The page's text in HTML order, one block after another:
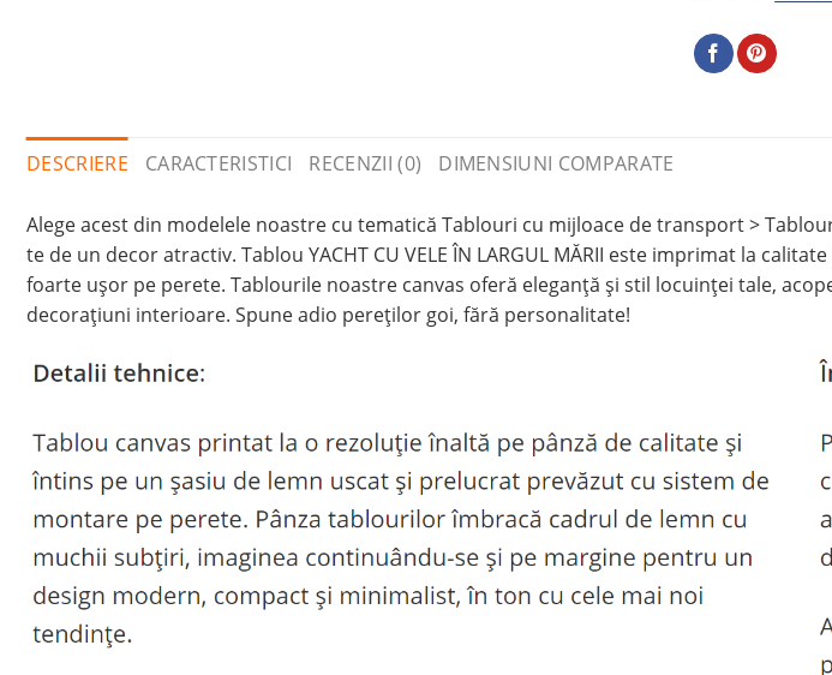
DESCRIERE CARACTERISTICI RECENZII (0) DIMENSIUNI COMPARATE
Alege acest din modelele noastre cu tematică Tablouri cu mijloace de transport >
te de un decor atractiv. Tablou YACHT CU VELE ÎN LARGUL MĂRII este imprimat la
foarte ușor pe perete. Tablourile noastre canvas oferă eleganță și stil locuinței tale,
decorațiuni interioare. Spune adio pereților goi, fără personalitate!